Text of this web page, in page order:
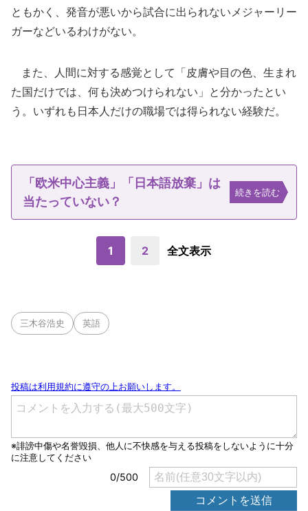
ともかく、発音が悪いから試合に出られないメジャーリー
ガーなどいるわけがない。
また、人間に対する感覚として「皮膚や目の色、生まれ
た国だけでは、何も決めつけられない」と分かったとい
う。いずれも日本人だけの職場では得られない経験だ。
「欧米中心主義」「日本語放棄」は
当たっていない？
続きを読む
1 2 全文表示
三木谷浩史 英語